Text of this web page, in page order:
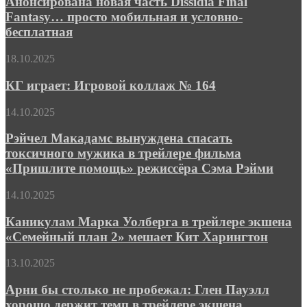
выхода
слэшера
в
классики
жанра
Dissidia
Final
Fantasy…
мобильная
условно-
Fantasy… просто мобильная и условно-
бесплатная
КГ
Игровой
коллаж
№
164
18.10.2025
КГ играет: Игровой коллаж № 164
Рэйчел
вынуждена
токсичного
мужика
трейлере
«Пришлите
помощь»
Сэма
14.10.2025
Рэйчел Макадамс вынуждена спасать
токсичного мужика в трейлере фильма
«Пришлите помощь» режиссёра Сэма Рэйми
Каникулам
Уолберга
в
трейлере
«Семейный
2»
14.10.2025
Каникулам Марка Уолберга в трейлере экшена
«Семейный план 2» мешает Кит Харингтон
Арни
столько
не
13.10.2025
Арни бы столько не пробежал: Глен Пауэлл